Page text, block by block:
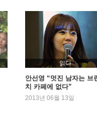
읽다
안선영 “멋진 남자는 브
치 카페에 없다”
2013년 06월 13일